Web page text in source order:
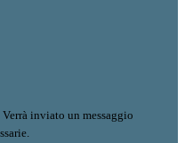
Verrà inviato un messaggio